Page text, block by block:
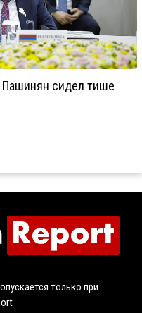
Пашинян сидел тише
только при